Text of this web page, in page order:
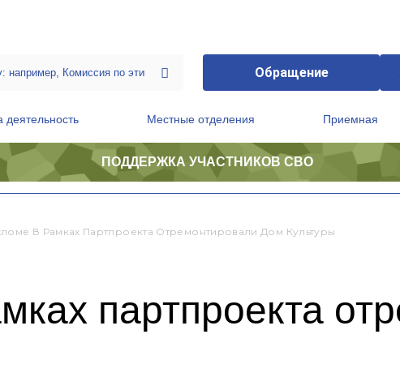
Обращение
деятельность Местные отделения Приемная
ПОДДЕРЖКА УЧАСТНИКОВ СВО
В Рамках Партпроекта Отремонтировали Дом Культуры
партпроекта